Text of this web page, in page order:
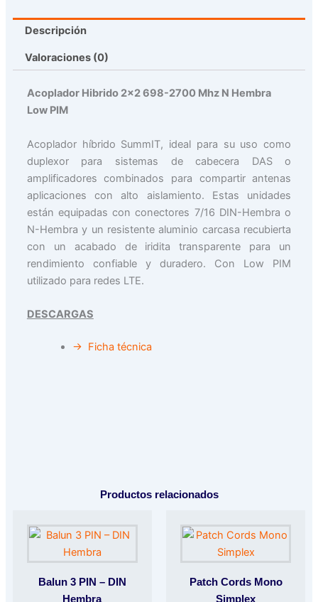
Descripción
Valoraciones (0)
Acoplador Hibrido 2×2 698-2700 Mhz N Hembra
Low PIM
Acoplador híbrido SummIT, ideal para su uso como
duplexor para sistemas de cabecera DAS o
amplificadores combinados para compartir antenas
aplicaciones con alto aislamiento. Estas unidades
están equipadas con conectores 7/16 DIN-Hembra o
N-Hembra y un resistente aluminio carcasa recubierta
con un acabado de iridita transparente para un
rendimiento confiable y duradero. Con Low PIM
utilizado para redes LTE.
DESCARGAS
→ Ficha técnica
Productos relacionados
Balun 3 PIN – DIN
Hembra
Patch Cords Mono
Simplex